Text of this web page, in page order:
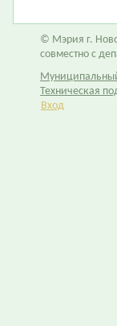
© Мэрия г.
совместно с
Техническая
Вход